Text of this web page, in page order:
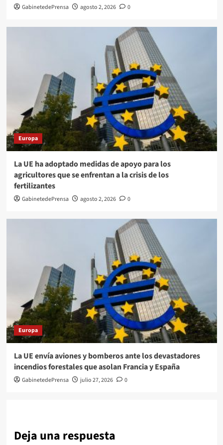
GabinetedePrensa agosto 2, 2026 0
Europa
La UE ha adoptado medidas de apoyo para los
agricultores que se enfrentan a la crisis de los
fertilizantes
GabinetedePrensa agosto 2, 2026 0
Europa
La UE envía aviones y bomberos ante los devastadores
incendios forestales que asolan Francia y España
GabinetedePrensa julio 27, 2026 0
Deja una respuesta